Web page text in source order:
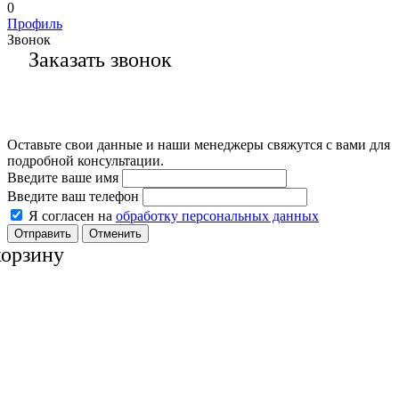
0
Профиль
Звонок
Заказать звонок
Оставьте свои данные и наши менеджеры свяжутся с вами для
подробной консультации.
Введите ваше имя
Введите ваш телефон
Я согласен на обработку персональных данных
Отменить